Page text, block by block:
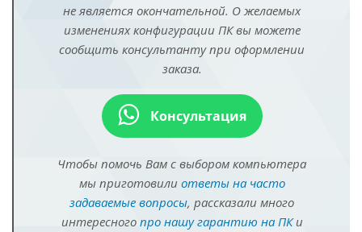
не является окончательной. О желаемых
изменениях конфигурации ПК вы можете
сообщить консультанту при оформлении
заказа.
Консультация
Чтобы помочь Вам с выбором компьютера
мы приготовили ответы на часто
задаваемые вопросы, рассказали много
интересного про нашу гарантию на ПКи